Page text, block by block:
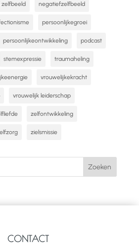
negatiefzelfbeeld
persoonlijkegroei
persoonlijkeontwikkeling podcast
stemexpressie traumaheling
vrouwelijkekracht
vrouwelijk leiderschap
zelfontwikkeling
zielsmissie
CONTACT